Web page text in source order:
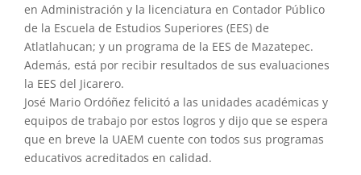
en Administración y la licenciatura en Contador Público
de la Escuela de Estudios Superiores (EES) de
Atlatlahucan; y un programa de la EES de Mazatepec.
Además, está por recibir resultados de sus evaluaciones
la EES del Jicarero.
José Mario Ordóñez felicitó a las unidades académicas y
equipos de trabajo por estos logros y dijo que se espera
que en breve la UAEM cuente con todos sus programas
educativos acreditados en calidad.